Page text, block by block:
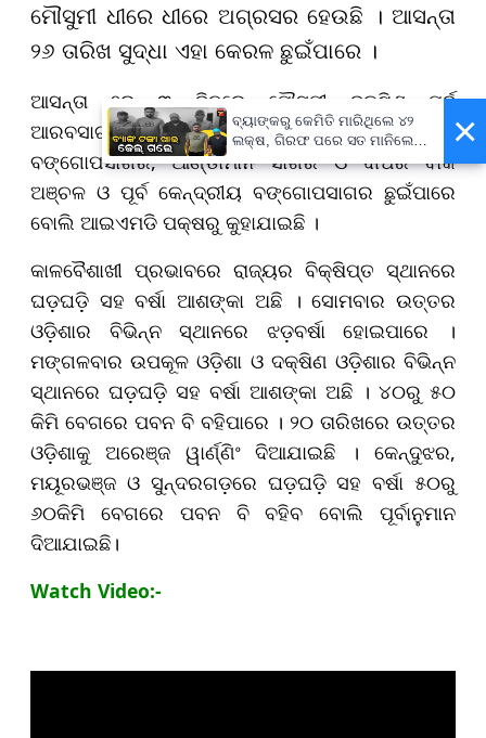
ମୌସୁମୀ ଧୀରେ ଧୀରେ ଅଗ୍ରସର ହେଉଛି । ଆସନ୍ତା
୨୬ ତାରିଖ ସୁଦ୍ଧା ଏହା କେରଳ ଛୁଇଁପାରେ ।
ଆସନ୍ତା ୨ରୁ ୩ ଦିନରେ ମୌସୁମୀ ଦକ୍ଷିଣ ପୂର୍ବ
ଆରବସାଗର, ଦକ୍ଷିଣ ପଶ୍ଚିମ ଓ ଦକ୍ଷିଣ ପୂର୍ବ
ବଙ୍ଗୋପସାଗର, ଆଣ୍ଡାମାନ ସାଗର ଓ ଦୀପର ବାକି
ଅଞ୍ଚଳ ଓ ପୂର୍ବ କେନ୍ଦ୍ରୀୟ ବଙ୍ଗୋପସାଗର ଛୁଇଁପାରେ
ବୋଲି ଆଇଏମଡି ପକ୍ଷରୁ କୁହାଯାଇଛି ।
କାଳବୈଶାଖୀ ପ୍ରଭାବରେ ରାଜ୍ୟର ବିକ୍ଷିପ୍ତ ସ୍ଥାନରେ
ଘଡ଼ଘଡ଼ି ସହ ବର୍ଷା ଆଶଙ୍କା ଅଛି । ସୋମବାର ଉତ୍ତର
ଓଡ଼ିଶାର ବିଭିନ୍ନ ସ୍ଥାନରେ ଝଡ଼ବର୍ଷା ହୋଇପାରେ ।
ମଙ୍ଗଳବାର ଉପକୂଳ ଓଡ଼ିଶା ଓ ଦକ୍ଷିଣ ଓଡ଼ିଶାର ବିଭିନ୍ନ
ସ୍ଥାନରେ ଘଡ଼ଘଡ଼ି ସହ ବର୍ଷା ଆଶଙ୍କା ଅଛି । ୪୦ରୁ ୫୦
କିମି ବେଗରେ ପବନ ବି ବହିପାରେ । ୨୦ ତାରିଖରେ ଉତ୍ତର
ଓଡ଼ିଶାକୁ ଅରେଞ୍ଜ ୱାର୍ଣ୍ଣିଂ ଦିଆଯାଇଛି । କେନ୍ଦୁଝର,
ମୟୂରଭଞ୍ଜ ଓ ସୁନ୍ଦରଗଡ଼ରେ ଘଡ଼ଘଡ଼ି ସହ ବର୍ଷା ୫୦ରୁ
୬୦କିମି ବେଗରେ ପବନ ବି ବହିବ ବୋଲି ପୂର୍ବାନୁମାନ
ଦିଆଯାଇଛି।
Watch Video:-
×
ବ୍ୟାଙ୍କରୁ କେମିତି ମାରିଥିଲେ ୪୨
ଲକ୍ଷ, ଗିରଫ ପରେ ସତ ମାନିଲେ
ବାପ-ପୁଅ